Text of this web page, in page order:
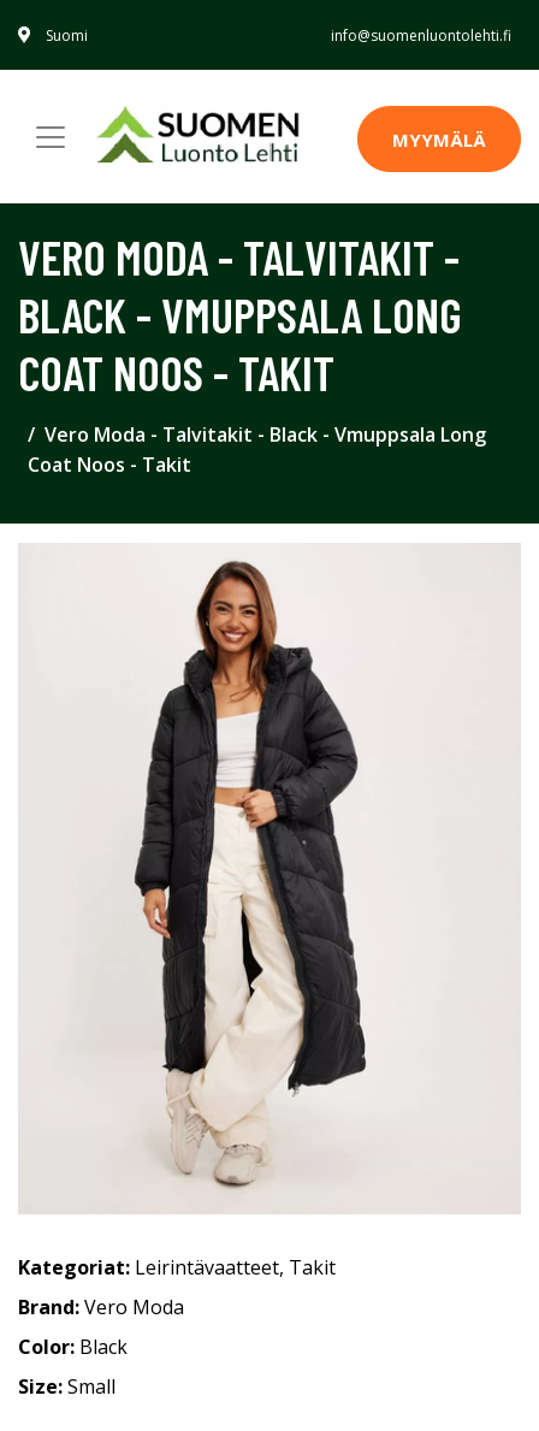
Suomi info@suomenluontolehti.fi
MYYMÄLÄ
VERO MODA - TALVITAKIT -
BLACK - VMUPPSALA LONG
COAT NOOS - TAKIT
Vero Moda - Talvitakit - Black - Vmuppsala Long
Coat Noos - Takit
Kategoriat: Leirintävaatteet, Takit
Brand:Vero Moda
Color: Black
Size:Small